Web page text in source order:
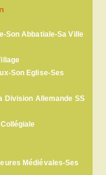
Son Abbatiale-Sa Ville
Son Eglise-Ses
Division Allemande SS
Médiévales-Ses